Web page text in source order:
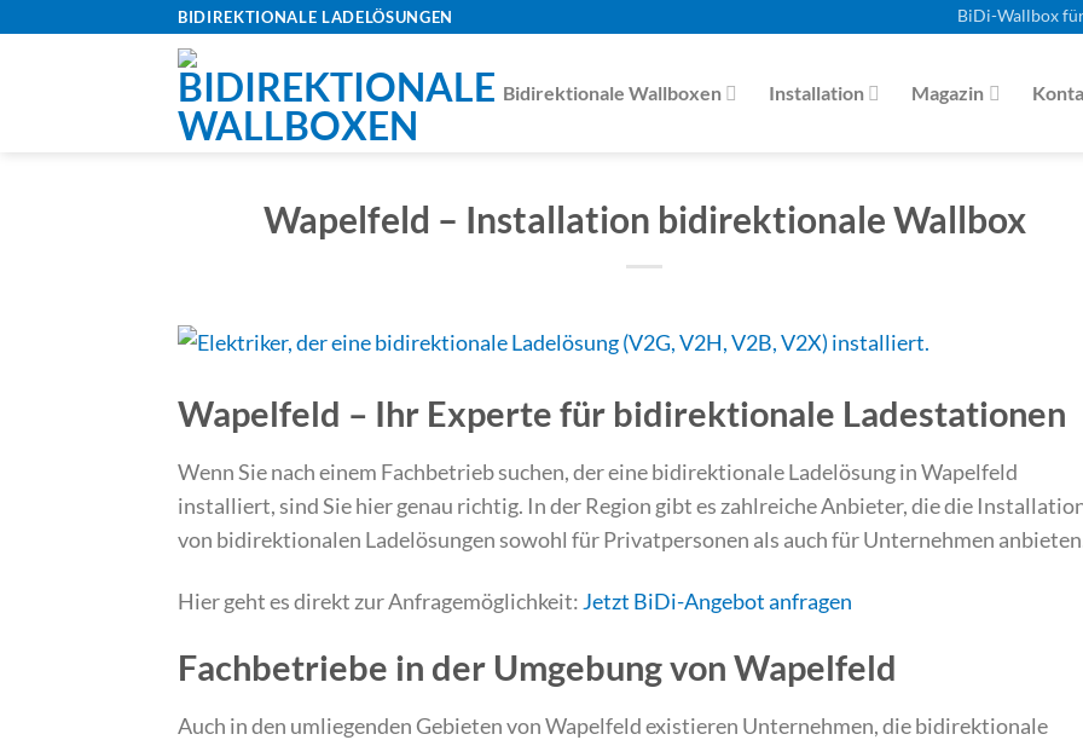
BIDIREKTIONALE LADELÖSUNGEN BiDi-Wallbox
Bidirektionale Wallboxen Installation Magazin
Wapelfeld – Installation bidirektionale Wallbox
Wapelfeld – Ihr Experte für bidirektionale Ladestationen
Wenn Sie nach einem Fachbetrieb suchen, der eine bidirektionale Ladelösung in Wapelfeld
installiert, sind Sie hier genau richtig. In der Region gibt es zahlreiche Anbieter, die die
von bidirektionalen Ladelösungen sowohl für Privatpersonen als auch für Unternehmen
Hier geht es direkt zur Anfragemöglichkeit: Jetzt BiDi-Angebot anfragen
Fachbetriebe in der Umgebung von Wapelfeld
Auch in den umliegenden Gebieten von Wapelfeld existieren Unternehmen, die bidirektionale